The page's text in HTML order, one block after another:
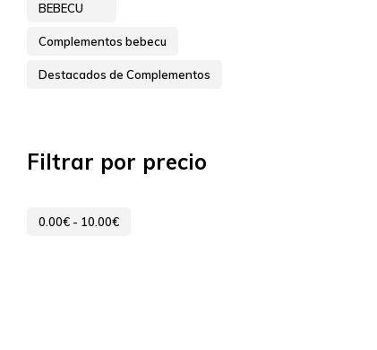
BEBECU
Complementos bebecu
Destacados de Complementos
Filtrar por precio
0.00€ - 10.00€